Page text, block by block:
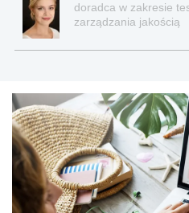
doradca w zakresie
zarządzania jakością